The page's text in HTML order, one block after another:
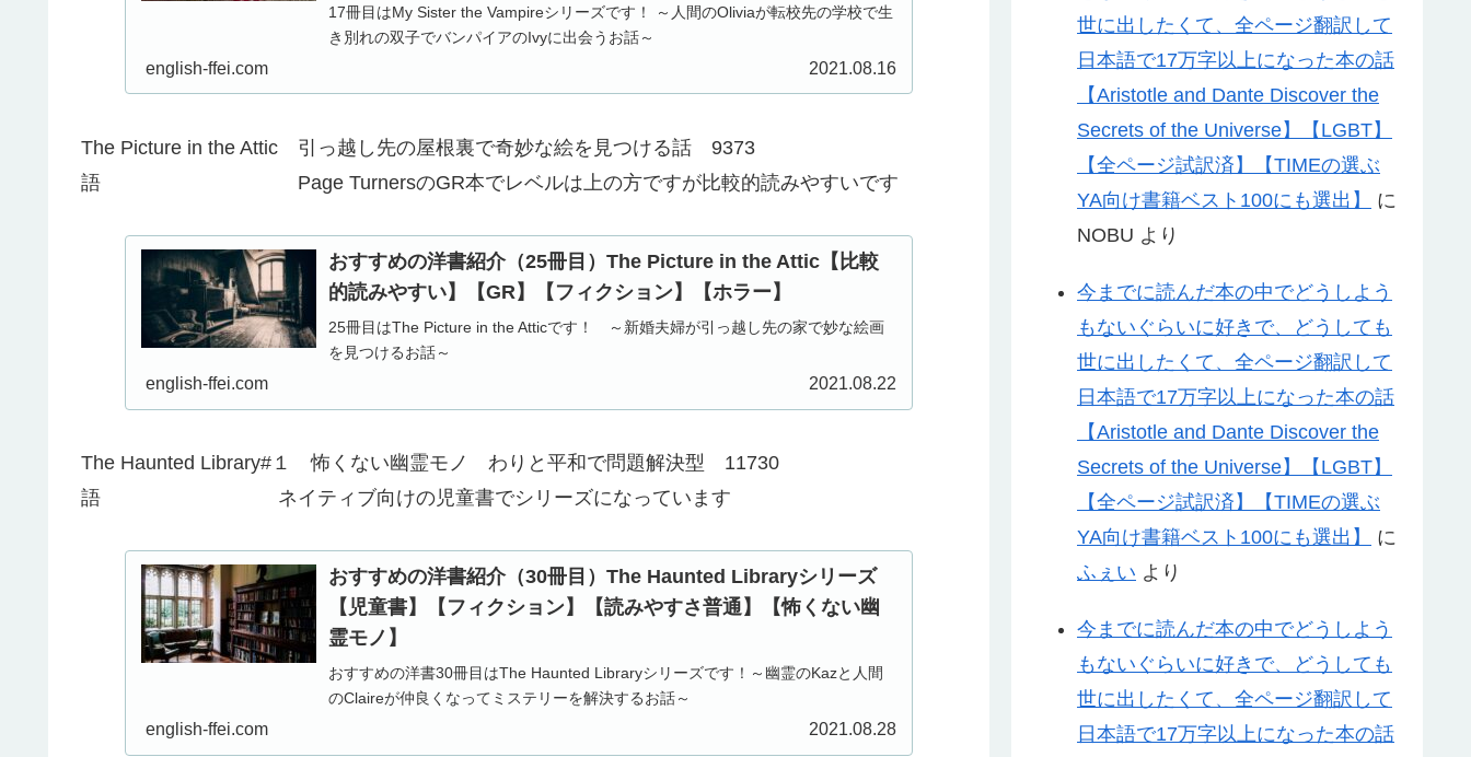
17冊目はMy Sister the Vampireシリーズです！ ～人間のOliviaが転校先の学校で生
き別れの双子でバンパイアのIvyに出会うお話～
english-ffei.com 2021.08.16
The Picture in the Attic 引っ越し先の屋根裏で奇妙な絵を見つける話 9373
語 Page TurnersのGR本でレベルは上の方ですが比較的読みやすいです
おすすめの洋書紹介（25冊目）The Picture in the Attic【比較
的読みやすい】【GR】【フィクション】【ホラー】
25冊目はThe Picture in the Atticです！ ～新婚夫婦が引っ越し先の家で妙な絵画
を見つけるお話～
english-ffei.com 2021.08.22
The Haunted Library#１ 怖くない幽霊モノ わりと平和で問題解決型 11730
語 ネイティブ向けの児童書でシリーズになっています
おすすめの洋書紹介（30冊目）The Haunted Libraryシリーズ
【児童書】【フィクション】【読みやすさ普通】【怖くない幽
霊モノ】
おすすめの洋書30冊目はThe Haunted Libraryシリーズです！～幽霊のKazと人間
のClaireが仲良くなってミステリーを解決するお話～
english-ffei.com 2021.08.28
世に出したくて、全ページ翻訳して
日本語で17万字以上になった本の話
【Aristotle and Dante Discover the
Secrets of the Universe】【LGBT】
【全ページ試訳済】【TIMEの選ぶ
YA向け書籍ベスト100にも選出】
に
NOBU より
今までに読んだ本の中でどうしよう
もないぐらいに好きで、どうしても
世に出したくて、全ページ翻訳して
日本語で17万字以上になった本の話
【Aristotle and Dante Discover the
Secrets of the Universe】【LGBT】
【全ページ試訳済】【TIMEの選ぶ
YA向け書籍ベスト100にも選出】
に
ふぇい より
今までに読んだ本の中でどうしよう
もないぐらいに好きで、どうしても
世に出したくて、全ページ翻訳して
日本語で17万字以上になった本の話